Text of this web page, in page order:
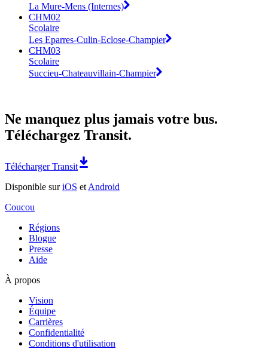
La Mure-Mens (Internes)
CHM02
Scolaire
Les Eparres-Culin-Eclose-Champier
CHM03
Scolaire
Succieu-Chateauvillain-Champier
Ne manquez plus jamais votre bus.
Téléchargez Transit.
Télécharger Transit
Disponible suriOS et Android
Coucou
Régions
Blogue
Presse
Aide
À propos
Vision
Équipe
Carrières
Confidentialité
Conditions d'utilisation